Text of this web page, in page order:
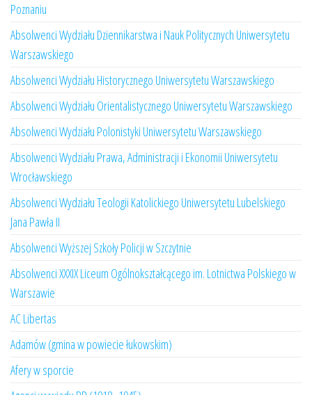
Poznaniu
Absolwenci Wydziału Dziennikarstwa i Nauk Politycznych Uniwersytetu
Warszawskiego
Absolwenci Wydziału Historycznego Uniwersytetu Warszawskiego
Absolwenci Wydziału Orientalistycznego Uniwersytetu Warszawskiego
Absolwenci Wydziału Polonistyki Uniwersytetu Warszawskiego
Absolwenci Wydziału Prawa, Administracji i Ekonomii Uniwersytetu
Wrocławskiego
Absolwenci Wydziału Teologii Katolickiego Uniwersytetu Lubelskiego
Jana Pawła II
Absolwenci Wyższej Szkoły Policji w Szczytnie
Absolwenci XXXIX Liceum Ogólnokształcącego im. Lotnictwa Polskiego w
Warszawie
AC Libertas
Adamów (gmina w powiecie łukowskim)
Afery w sporcie